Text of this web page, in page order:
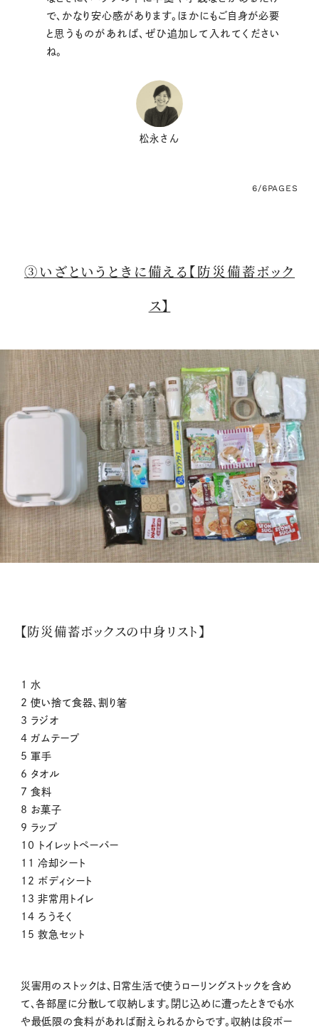
で、かなり安心感があります。ほかにもご自身が必要
と思うものがあれば、ぜひ追加して入れてください
ね。
松永さん
6/6PAGES
③いざというときに備える【防災備蓄ボック
ス】
【防災備蓄ボックスの中身リスト】
1 水
2 使い捨て食器、割り箸
3 ラジオ
4 ガムテープ
5 軍手
6 タオル
7 食料
8 お菓子
9 ラップ
10 トイレットペーパー
11 冷却シート
12 ボディシート
13 非常用トイレ
14 ろうそく
15 救急セット
災害用のストックは、日常生活で使うローリングストックを含め
て、各部屋に分散して収納します。閉じ込めに遭ったときでも水
や最低限の食料があれば耐えられるからです。収納は段ボー